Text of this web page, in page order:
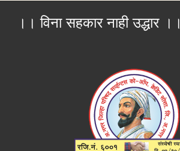
।। विना सहकार नाही उद्धार ।।